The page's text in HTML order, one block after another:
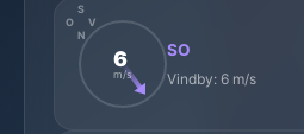
N
S
O
V
6
m/s
SO
Vindby: 6 m/s